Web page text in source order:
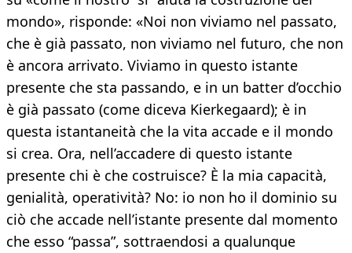
mondo», risponde: «Noi non viviamo nel passato,
che è già passato, non viviamo nel futuro, che non
è ancora arrivato. Viviamo in questo istante
presente che sta passando, e in un batter d’occhio
è già passato (come diceva Kierkegaard); è in
questa istantaneità che la vita accade e il mondo
si crea. Ora, nell’accadere di questo istante
presente chi è che costruisce? È la mia capacità,
genialità, operatività? No: io non ho il dominio su
ciò che accade nell’istante presente dal momento
che esso “passa”, sottraendosi a qualunque